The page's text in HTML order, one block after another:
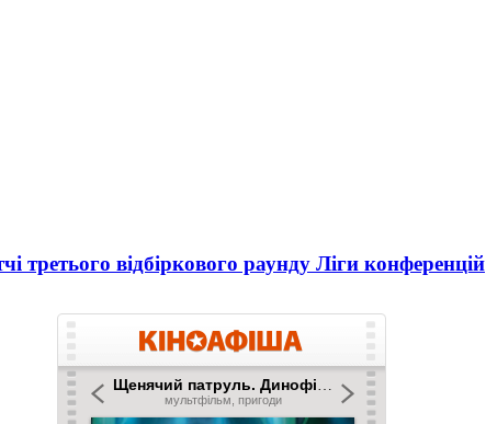
відбіркового раунду Ліги конференцій